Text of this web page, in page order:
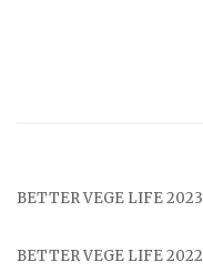
BETTER VEGE LIFE 2023
BETTER VEGE LIFE 2022